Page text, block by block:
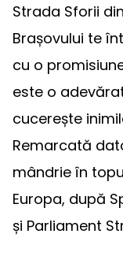
Strada Sforii
Brașovului te
cu o
este o
cucerește
Remarcată
mândrie în
Europa, după
și Parliament